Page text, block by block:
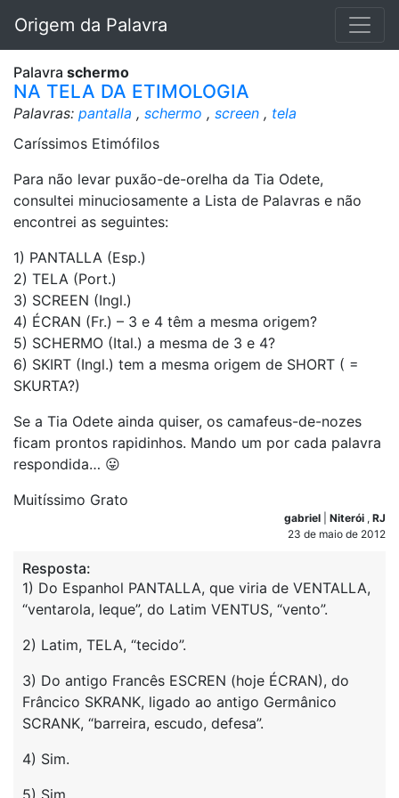
Origem da Palavra
Palavra schermo
NA TELA DA ETIMOLOGIA
Palavras: pantalla , schermo , screen , tela
Caríssimos Etimófilos
Para não levar puxão-de-orelha da Tia Odete,
consultei minuciosamente a Lista de Palavras e não
encontrei as seguintes:
1) PANTALLA (Esp.)
2) TELA (Port.)
3) SCREEN (Ingl.)
4) ÉCRAN (Fr.) – 3 e 4 têm a mesma origem?
5) SCHERMO (Ital.) a mesma de 3 e 4?
6) SKIRT (Ingl.) tem a mesma origem de SHORT ( =
SKURTA?)
Se a Tia Odete ainda quiser, os camafeus-de-nozes
ficam prontos rapidinhos. Mando um por cada palavra
respondida… 😛
Muitíssimo Grato
gabriel Niterói , RJ
23 de maio de 2012
Resposta:
1) Do Espanhol PANTALLA, que viria de VENTALLA,
“ventarola, leque”, do Latim VENTUS, “vento”.
2) Latim, TELA, “tecido”.
3) Do antigo Francês ESCREN (hoje ÉCRAN), do
Frâncico SKRANK, ligado ao antigo Germânico
SCRANK, “barreira, escudo, defesa”.
4) Sim.
5) Sim.